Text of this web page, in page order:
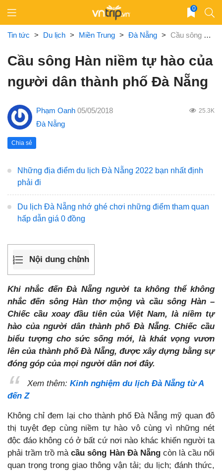
content
0
Tin tức > Du lịch > Miền Trung > Đà Nẵng > Cầu sông Hàn niềm tự hào của người dân thành phố Đà Nẵng
Cầu sông Hàn niềm tự hào của
người dân thành phố Đà Nẵng
Phạm Oanh 05/05/2018 25.3K
Đà Nẵng
Chia sẻ
Những địa điểm du lịch Đà Nẵng 2022 bạn nhất định
phải đi
Du lịch Đà Nẵng nhớ ghé chơi những điểm tham quan
hấp dẫn giá 0 đồng
Nội dung chính
Khi nhắc đến Đà Nẵng người ta không thể không
nhắc đến sông Hàn thơ mộng và cầu sông Hàn –
Chiếc cầu xoay đầu tiên của Việt Nam, là niềm tự
hào của người dân thành phố Đà Nẵng. Chiếc cầu
biểu tượng cho sức sống mới, là khát vọng vươn
lên của thành phố Đà Nẵng, được xây dựng bằng sự
đóng góp của mọi người dân nơi đây.
Xem thêm: Kinh nghiệm du lịch Đà Nẵng từ A
đến Z
Không chỉ đem lại cho thành phố Đà Nẵng mỹ quan đô
thị tuyệt đẹp cùng niềm tự hào vô cùng vì những nét
độc đáo không có ở bất cứ nơi nào khác khiến người ta
phải trầm trồ màcầu sông Hàn Đà Nẵngcòn là cầu nối
quan trọng trong giao thông vận tải; du lịch; đánh thức,